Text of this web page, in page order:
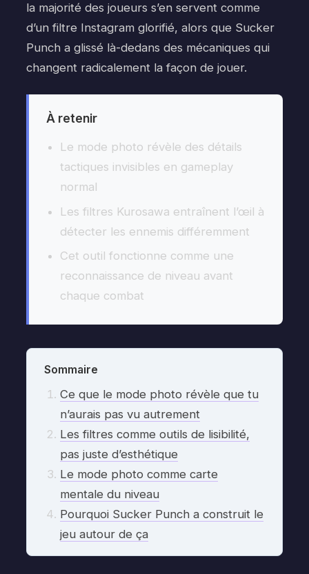
la majorité des joueurs s’en servent comme
d’un filtre Instagram glorifié, alors que Sucker
Punch a glissé là-dedans des mécaniques qui
changent radicalement la façon de jouer.
À retenir
Le mode photo révèle des détails
tactiques invisibles en gameplay
normal
Les filtres Kurosawa entraînent l’œil à
détecter les ennemis différemment
Cet outil fonctionne comme une
reconnaissance de niveau avant
chaque combat
Sommaire
Ce que le mode photo révèle que tu
n’aurais pas vu autrement
Les filtres comme outils de lisibilité,
pas juste d’esthétique
Le mode photo comme carte
mentale du niveau
Pourquoi Sucker Punch a construit le
jeu autour de ça